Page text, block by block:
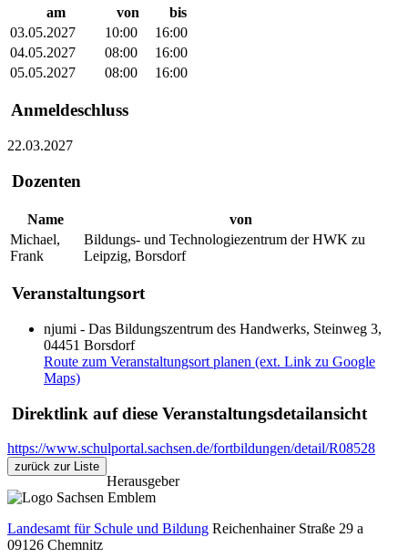
am von
bis
03.05.2027
10:00
16:00
04.05.2027
08:00
16:00
05.05.2027
08:00 16:00
Anmeldeschluss
22.03.2027
Dozenten
Name
von
Michael,
Frank
Bildungs- und Technologiezentrum der HWK zu
Leipzig, Borsdorf
Veranstaltungsort
njumi - Das Bildungszentrum des Handwerks, Steinweg 3,
04451 Borsdorf
Route zum Veranstaltungsort planen (ext. Link zu Google
Maps)
Direktlink auf diese Veranstaltungsdetailansicht
https://www.schulportal.sachsen.de/fortbildungen/detail/R08528
zurück zur Liste
Herausgeber
Landesamt für Schule und Bildung Reichenhainer Straße 29 a
09126 Chemnitz